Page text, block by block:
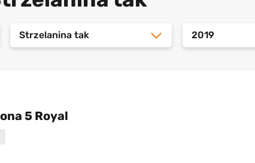
Strzelanina tak 2019
5 Royal